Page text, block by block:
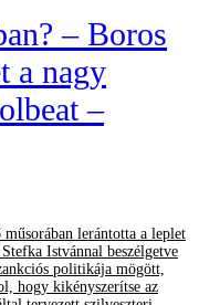
– Boros
a nagy
–
lerántotta a leplet
Istvánnal beszélgetve
politikája mögött,
hogy kikényszerítse az